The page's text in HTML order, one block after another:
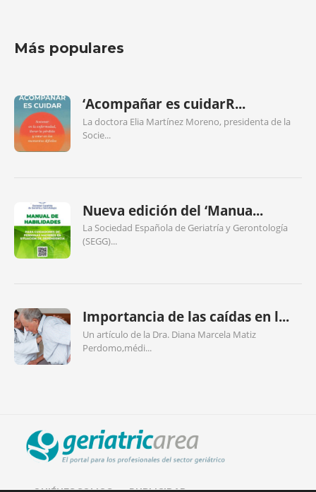
Más populares
‘Acompañar es cuidarR...
La doctora Elia Martínez Moreno, presidenta de la
Socie...
Nueva edición del ‘Manua...
La Sociedad Española de Geriatría y Gerontología
(SEGG)...
Importancia de las caídas en l...
Un artículo de la Dra. Diana Marcela Matiz
Perdomo,médi...